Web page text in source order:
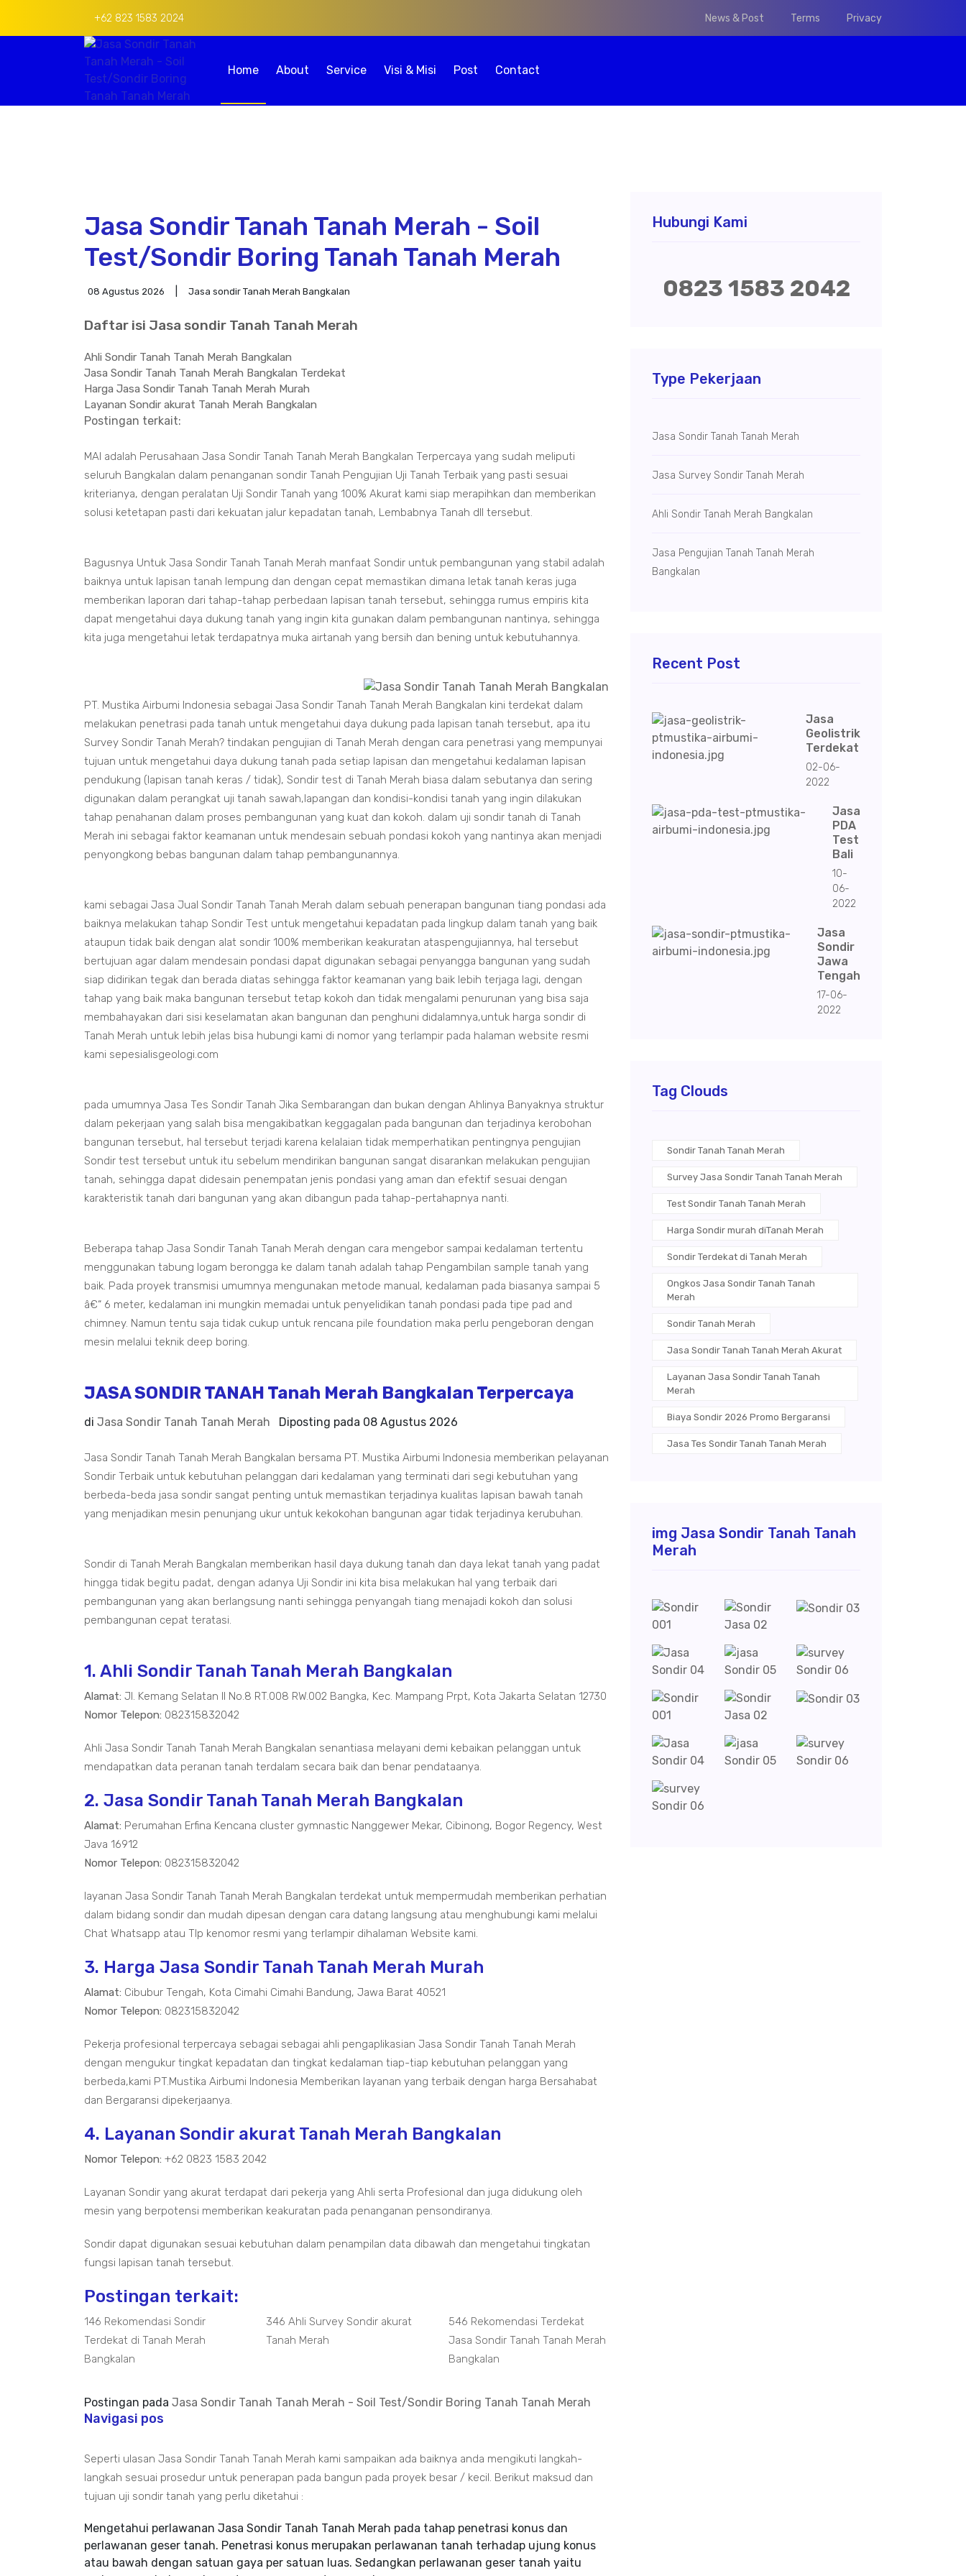
+62 823 1583 2024 News & Post Terms Privacy
Home About Service Visi & Misi Post Contact
Jasa Sondir Tanah Tanah Merah - Soil
Test/Sondir Boring Tanah Tanah Merah
08 Agustus 2026 Jasa sondir Tanah Merah Bangkalan
Daftar isi Jasa sondir Tanah Tanah Merah
Ahli Sondir Tanah Tanah Merah Bangkalan
Jasa Sondir Tanah Tanah Merah Bangkalan Terdekat
Harga Jasa Sondir Tanah Tanah Merah Murah
Layanan Sondir akurat Tanah Merah Bangkalan
Postingan terkait:
MAI adalah Perusahaan Jasa Sondir Tanah Tanah Merah Bangkalan Terpercaya yang sudah meliputi
seluruh Bangkalan dalam penanganan sondir Tanah Pengujian Uji Tanah Terbaik yang pasti sesuai
kriterianya, dengan peralatan Uji Sondir Tanah yang 100% Akurat kami siap merapihkan dan memberikan
solusi ketetapan pasti dari kekuatan jalur kepadatan tanah, Lembabnya Tanah dll tersebut.
Bagusnya Untuk Jasa Sondir Tanah Tanah Merah manfaat Sondir untuk pembangunan yang stabil adalah
baiknya untuk lapisan tanah lempung dan dengan cepat memastikan dimana letak tanah keras juga
memberikan laporan dari tahap-tahap perbedaan lapisan tanah tersebut, sehingga rumus empiris kita
dapat mengetahui daya dukung tanah yang ingin kita gunakan dalam pembangunan nantinya, sehingga
kita juga mengetahui letak terdapatnya muka airtanah yang bersih dan bening untuk kebutuhannya.
PT. Mustika Airbumi Indonesia sebagai Jasa Sondir Tanah Tanah Merah Bangkalan kini terdekat dalam
melakukan penetrasi pada tanah untuk mengetahui daya dukung pada lapisan tanah tersebut, apa itu
Survey Sondir Tanah Merah? tindakan pengujian di Tanah Merah dengan cara penetrasi yang mempunyai
tujuan untuk mengetahui daya dukung tanah pada setiap lapisan dan mengetahui kedalaman lapisan
pendukung (lapisan tanah keras / tidak), Sondir test di Tanah Merah biasa dalam sebutanya dan sering
digunakan dalam perangkat uji tanah sawah,lapangan dan kondisi-kondisi tanah yang ingin dilakukan
tahap penahanan dalam proses pembangunan yang kuat dan kokoh. dalam uji sondir tanah di Tanah
Merah ini sebagai faktor keamanan untuk mendesain sebuah pondasi kokoh yang nantinya akan menjadi
penyongkong bebas bangunan dalam tahap pembangunannya.
kami sebagai Jasa Jual Sondir Tanah Tanah Merah dalam sebuah penerapan bangunan tiang pondasi ada
baiknya melakukan tahap Sondir Test untuk mengetahui kepadatan pada lingkup dalam tanah yang baik
ataupun tidak baik dengan alat sondir 100% memberikan keakuratan ataspengujiannya, hal tersebut
bertujuan agar dalam mendesain pondasi dapat digunakan sebagai penyangga bangunan yang sudah
siap didirikan tegak dan berada diatas sehingga faktor keamanan yang baik lebih terjaga lagi, dengan
tahap yang baik maka bangunan tersebut tetap kokoh dan tidak mengalami penurunan yang bisa saja
membahayakan dari sisi keselamatan akan bangunan dan penghuni didalamnya,untuk harga sondir di
Tanah Merah untuk lebih jelas bisa hubungi kami di nomor yang terlampir pada halaman website resmi
kami sepesialisgeologi.com
pada umumnya Jasa Tes Sondir Tanah Jika Sembarangan dan bukan dengan Ahlinya Banyaknya struktur
dalam pekerjaan yang salah bisa mengakibatkan keggagalan pada bangunan dan terjadinya kerobohan
bangunan tersebut, hal tersebut terjadi karena kelalaian tidak memperhatikan pentingnya pengujian
Sondir test tersebut untuk itu sebelum mendirikan bangunan sangat disarankan melakukan pengujian
tanah, sehingga dapat didesain penempatan jenis pondasi yang aman dan efektif sesuai dengan
karakteristik tanah dari bangunan yang akan dibangun pada tahap-pertahapnya nanti.
Beberapa tahap Jasa Sondir Tanah Tanah Merah dengan cara mengebor sampai kedalaman tertentu
menggunakan tabung logam berongga ke dalam tanah adalah tahap Pengambilan sample tanah yang
baik. Pada proyek transmisi umumnya mengunakan metode manual, kedalaman pada biasanya sampai 5
â€“ 6 meter, kedalaman ini mungkin memadai untuk penyelidikan tanah pondasi pada tipe pad and
chimney. Namun tentu saja tidak cukup untuk rencana pile foundation maka perlu pengeboran dengan
mesin melalui teknik deep boring.
JASA SONDIR TANAH Tanah Merah Bangkalan Terpercaya
di Jasa Sondir Tanah Tanah Merah Diposting pada 08 Agustus 2026
Jasa Sondir Tanah Tanah Merah Bangkalan bersama PT. Mustika Airbumi Indonesia memberikan pelayanan
Sondir Terbaik untuk kebutuhan pelanggan dari kedalaman yang terminati dari segi kebutuhan yang
berbeda-beda jasa sondir sangat penting untuk memastikan terjadinya kualitas lapisan bawah tanah
yang menjadikan mesin penunjang ukur untuk kekokohan bangunan agar tidak terjadinya kerubuhan.
Sondir di Tanah Merah Bangkalan memberikan hasil daya dukung tanah dan daya lekat tanah yang padat
hingga tidak begitu padat, dengan adanya Uji Sondir ini kita bisa melakukan hal yang terbaik dari
pembangunan yang akan berlangsung nanti sehingga penyangah tiang menajadi kokoh dan solusi
pembangunan cepat teratasi.
1. Ahli Sondir Tanah Tanah Merah Bangkalan
Alamat: Jl. Kemang Selatan II No.8 RT.008 RW.002 Bangka, Kec. Mampang Prpt, Kota Jakarta Selatan 12730
Nomor Telepon: 082315832042
Ahli Jasa Sondir Tanah Tanah Merah Bangkalan senantiasa melayani demi kebaikan pelanggan untuk
mendapatkan data peranan tanah terdalam secara baik dan benar pendataanya.
2. Jasa Sondir Tanah Tanah Merah Bangkalan
Alamat: Perumahan Erfina Kencana cluster gymnastic Nanggewer Mekar, Cibinong, Bogor Regency, West
Java 16912
Nomor Telepon: 082315832042
layanan Jasa Sondir Tanah Tanah Merah Bangkalan terdekat untuk mempermudah memberikan perhatian
dalam bidang sondir dan mudah dipesan dengan cara datang langsung atau menghubungi kami melalui
Chat Whatsapp atau Tlp kenomor resmi yang terlampir dihalaman Website kami.
3. Harga Jasa Sondir Tanah Tanah Merah Murah
Alamat: Cibubur Tengah, Kota Cimahi Cimahi Bandung, Jawa Barat 40521
Nomor Telepon: 082315832042
Pekerja profesional terpercaya sebagai sebagai ahli pengaplikasian Jasa Sondir Tanah Tanah Merah
dengan mengukur tingkat kepadatan dan tingkat kedalaman tiap-tiap kebutuhan pelanggan yang
berbeda,kami PT.Mustika Airbumi Indonesia Memberikan layanan yang terbaik dengan harga Bersahabat
dan Bergaransi dipekerjaanya.
4. Layanan Sondir akurat Tanah Merah Bangkalan
Nomor Telepon: +62 0823 1583 2042
Layanan Sondir yang akurat terdapat dari pekerja yang Ahli serta Profesional dan juga didukung oleh
mesin yang berpotensi memberikan keakuratan pada penanganan pensondiranya.
Sondir dapat digunakan sesuai kebutuhan dalam penampilan data dibawah dan mengetahui tingkatan
fungsi lapisan tanah tersebut.
Postingan terkait:
146 Rekomendasi Sondir
Terdekat di Tanah Merah
Bangkalan
346 Ahli Survey Sondir akurat
Tanah Merah
546 Rekomendasi Terdekat
Jasa Sondir Tanah Tanah Merah
Bangkalan
Postingan pada Jasa Sondir Tanah Tanah Merah - Soil Test/Sondir Boring Tanah Tanah Merah
Navigasi pos
Seperti ulasan Jasa Sondir Tanah Tanah Merah kami sampaikan ada baiknya anda mengikuti langkah-
langkah sesuai prosedur untuk penerapan pada bangun pada proyek besar / kecil. Berikut maksud dan
tujuan uji sondir tanah yang perlu diketahui :
Mengetahui perlawanan Jasa Sondir Tanah Tanah Merah pada tahap penetrasi konus dan
perlawanan geser tanah. Penetrasi konus merupakan perlawanan tanah terhadap ujung konus
atau bawah dengan satuan gaya per satuan luas. Sedangkan perlawanan geser tanah yaitu
Hubungi Kami
0823 1583 2042
Type Pekerjaan
Jasa Sondir Tanah Tanah Merah
Jasa Survey Sondir Tanah Merah
Ahli Sondir Tanah Merah Bangkalan
Jasa Pengujian Tanah Tanah Merah
Bangkalan
Recent Post
Jasa
Geolistrik
Terdekat
02-06-
2022
Jasa
PDA
Test
Bali
10-
06-
2022
Jasa
Sondir
Jawa
Tengah
17-06-
2022
Tag Clouds
Sondir Tanah Tanah Merah
Survey Jasa Sondir Tanah Tanah Merah
Test Sondir Tanah Tanah Merah
Harga Sondir murah diTanah Merah
Sondir Terdekat di Tanah Merah
Ongkos Jasa Sondir Tanah Tanah
Merah
Sondir Tanah Merah
Jasa Sondir Tanah Tanah Merah Akurat
Layanan Jasa Sondir Tanah Tanah
Merah
Biaya Sondir 2026 Promo Bergaransi
Jasa Tes Sondir Tanah Tanah Merah
img Jasa Sondir Tanah Tanah
Merah